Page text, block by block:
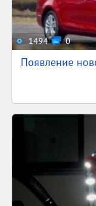
1494 0
Появление